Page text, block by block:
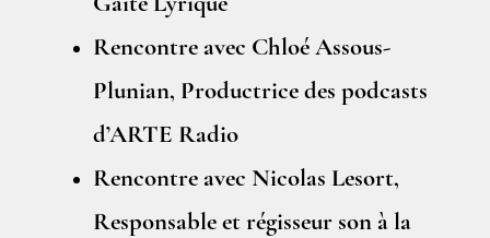
Gaîté Lyrique
Rencontre avec Chloé Assous-
Plunian, Productrice des podcasts
d’ARTE Radio
Rencontre avec Nicolas Lesort,
Responsable et régisseur son à la